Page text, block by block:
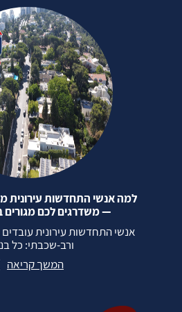
למה אנשי התחדשות עירונית
— משדרגים לכם מגורים
אנשי התחדשות עירונית
ורב‑שכבתי: כל
המשך קריאה